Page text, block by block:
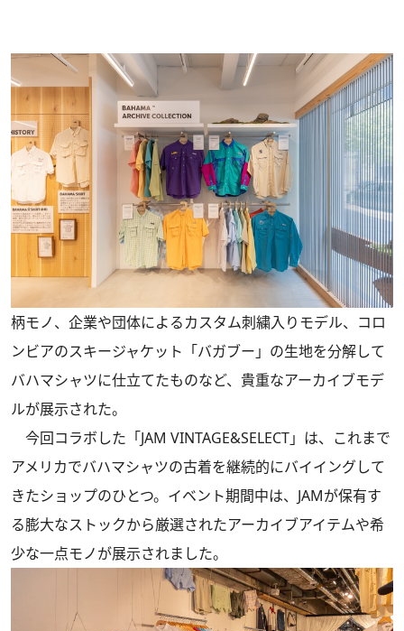
柄モノ、企業や団体によるカスタム刺繍入りモデル、コロ
ンビアのスキージャケット「バガブー」の生地を分解して
バハマシャツに仕立てたものなど、貴重なアーカイブモデ
ルが展示された。
今回コラボした「JAM VINTAGE&SELECT」は、これまで
アメリカでバハマシャツの古着を継続的にバイイングして
きたショップのひとつ。イベント期間中は、JAMが保有す
る膨大なストックから厳選されたアーカイブアイテムや希
少な一点モノが展示されました。